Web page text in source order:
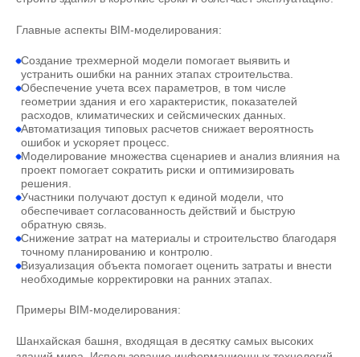
Главные аспекты BIM-моделирования:
Создание трехмерной модели помогает выявить и
устранить ошибки на ранних этапах строительства.
Обеспечение учета всех параметров, в том числе
геометрии здания и его характеристик, показателей
расходов, климатических и сейсмических данных.
Автоматизация типовых расчетов снижает вероятность
ошибок и ускоряет процесс.
Моделирование множества сценариев и анализ влияния на
проект помогает сократить риски и оптимизировать
решения.
Участники получают доступ к единой модели, что
обеспечивает согласованность действий и быструю
обратную связь.
Снижение затрат на материалы и строительство благодаря
точному планированию и контролю.
Визуализация объекта помогает оценить затраты и внести
необходимые корректировки на ранних этапах.
Примеры BIM-моделирования:
Шанхайская башня, входящая в десятку самых высоких